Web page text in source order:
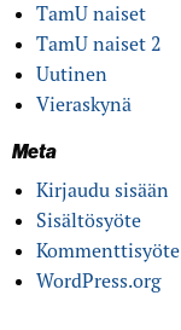
TamU naiset
TamU naiset 2
Uutinen
Vieraskynä
Meta
Kirjaudu sisään
Sisältösyöte
Kommenttisyöte
WordPress.org